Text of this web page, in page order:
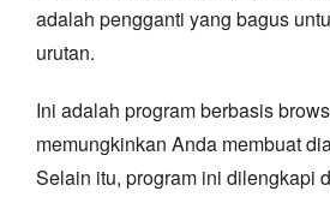
adalah pengganti yang bagus
urutan.
Ini adalah program berbasis
memungkinkan Anda membuat
Selain itu, program ini dilengkapi